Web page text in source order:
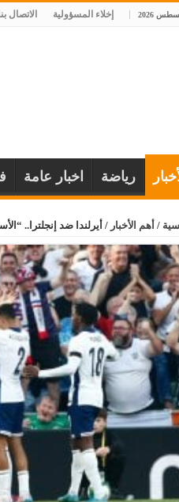
إخلاء المسؤولية الاتصال
رياضة اخبار عامة
/ أهم الأخبار / أيرلندا ضد إنجلترا.. “الأسود